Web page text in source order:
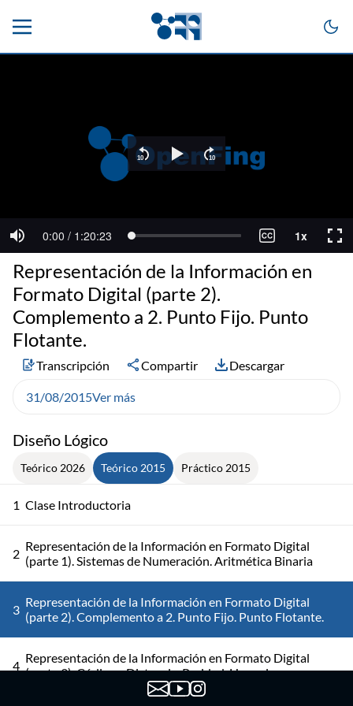
Diseño Lógico
Teórico 2026 Teórico 2015 Práctico 2015
1 Clase Introductoria
2 Representación de la Información en Formato Digital
(parte 1). Sistemas de Numeración. Aritmética Binaria
3 Representación de la Información en Formato Digital
(parte 2). Complemento a 2. Punto Fijo. Punto Flotante.
4 Representación de la Información en Formato Digital
(parte 3). Códigos, Distancia, Paridad, Hamming
Representación de la Información en
Formato Digital (parte 2).
Complemento a 2. Punto Fijo. Punto
Flotante.
Transcripción Compartir Descargar
31/08/2015Ver más